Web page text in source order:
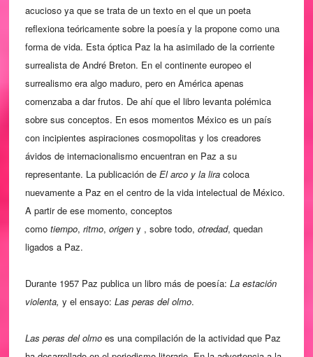
acucioso ya que se trata de un texto en el que un poeta
reflexiona teóricamente sobre la poesía y la propone como una
forma de vida. Esta óptica Paz la ha asimilado de la corriente
surrealista de André Breton. En el continente europeo el
surrealismo era algo maduro, pero en América apenas
comenzaba a dar frutos. De ahí que el libro levanta polémica
sobre sus conceptos. En esos momentos México es un país
con incipientes aspiraciones cosmopolitas y los creadores
ávidos de internacionalismo encuentran en Paz a su
representante. La publicación de El arco y la liracoloca
nuevamente a Paz en el centro de la vida intelectual de México.
A partir de ese momento, conceptos
como tiempo, ritmo, origeny , sobre todo, otredad, quedan
ligados a Paz.
Durante 1957 Paz publica un libro más de poesía: La estación
violenta, y el ensayo: Las peras del olmo.
Las peras del olmoes una compilación de la actividad que Paz